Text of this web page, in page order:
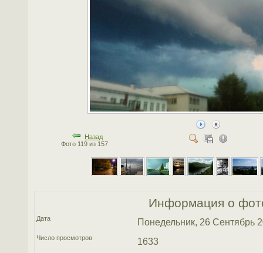
Назад
Фото 119 из 157
Информация о
Дата Понедельник, 26 Сентябрь
Число просмотров 1633